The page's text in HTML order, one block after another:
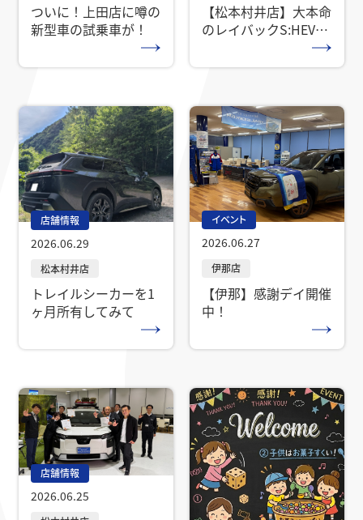
ついに！上田店に噂の
新型車の試乗車が！
【松本村井店】大本命
のレイバックS:HEV発
店舗情報
2026.06.29
トレイルシーカーを1
ヶ月所有してみて
イベント
2026.06.27
【伊那】感謝デイ開催
中！
店舗情報
2026.06.25